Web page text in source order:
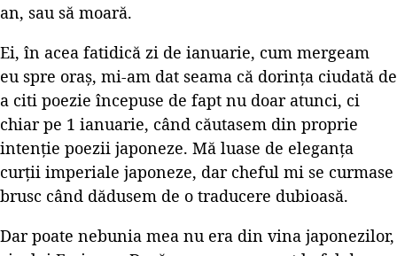
an, sau să moară.
Ei, în acea fatidică zi de ianuarie, cum mergeam
eu spre oraș, mi-am dat seama că dorința ciudată de
a citi poezie începuse de fapt nu doar atunci, ci
chiar pe 1 ianuarie, când căutasem din proprie
intenție poezii japoneze. Mă luase de eleganța
curții imperiale japoneze, dar cheful mi se curmase
brusc când dădusem de o traducere dubioasă.
Dar poate nebunia mea nu era din vina japonezilor,